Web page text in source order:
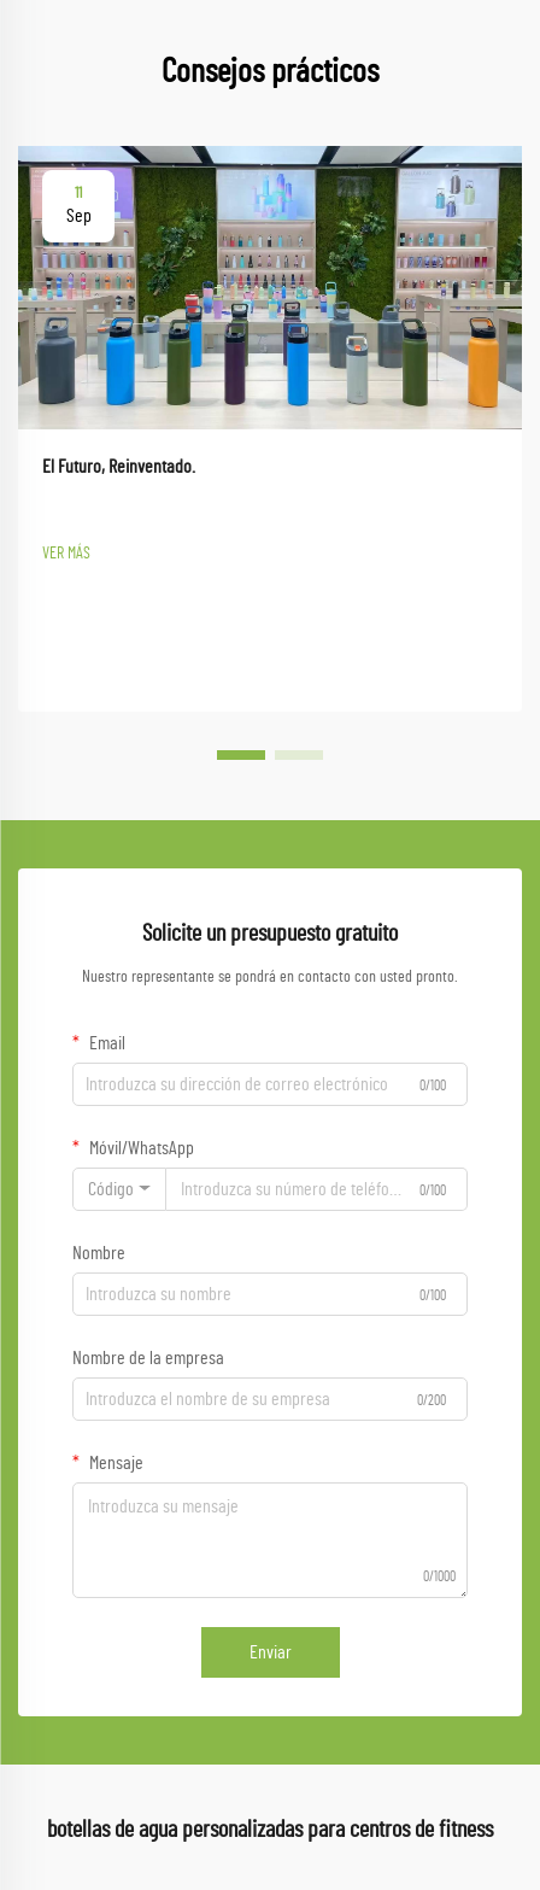
Consejos prácticos
11
Sep
El Futuro, Reinventado.
VER MÁS
Solicite un presupuesto gratuito
Nuestro representante se pondrá en contacto con usted pronto.
Email
0/100
Móvil/WhatsApp
Código 0/100
Nombre
0/100
Nombre de la empresa
0/200
Mensaje
0/1000
Enviar
botellas de agua personalizadas para centros de fitness